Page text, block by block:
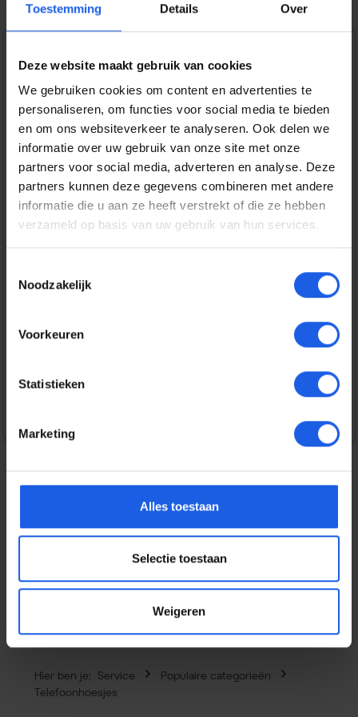
Toestemming Details Over
Deze website maakt gebruik van cookies
We gebruiken cookies om content en advertenties te
personaliseren, om functies voor social media te bieden
en om ons websiteverkeer te analyseren. Ook delen we
informatie over uw gebruik van onze site met onze
partners voor social media, adverteren en analyse. Deze
partners kunnen deze gegevens combineren met andere
informatie die u aan ze heeft verstrekt of die ze hebben
verzameld op basis van uw gebruik van hun services.
Noodzakelijk
Voorkeuren
Statistieken
Marketing
Alles toestaan
Selectie toestaan
Weigeren
1-2-3 deal
Normale prijs:
€ 30,00
Prijzen incl. BTW en excl. verzendkosten
Bestel nu
Productnummer:
SAMEF-OA576TBEGWW
EAN:
8806099037789
Samsung
Veilig en snel betalen
Deze Samsung Galaxy A57 Card slot case biedt niet alleen
stevige bescherming tegen stoten en krassen, maar is
Hier ben je: Service
Populaire categorieën
Telefoonhoesjes